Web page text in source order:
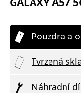
Pouzdra a
Tvrzená
Náhradní